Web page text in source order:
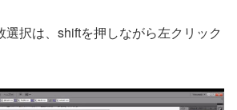
選択は、shiftを押しながら左クリック